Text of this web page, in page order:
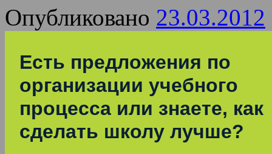
Опубликовано 23.03.2012
Есть предложения по
организации учебного
процесса или знаете, как
сделать школу лучше?